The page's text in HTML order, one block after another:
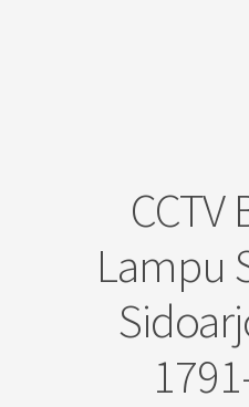
Lampu